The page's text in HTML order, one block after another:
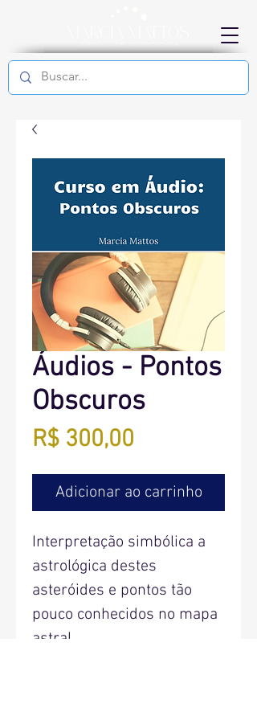
Áudios - Pontos
Obscuros
R$ 300,00
Adicionar ao carrinho
Interpretação simbólica a
astrológica destes
asteróides e pontos tão
pouco conhecidos no mapa
astral.